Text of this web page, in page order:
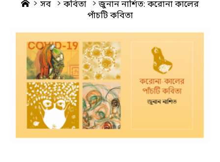
Home
সব কবিতা
জুনান নাশিত: করোনা কালের
পাঁচটি কবিতা